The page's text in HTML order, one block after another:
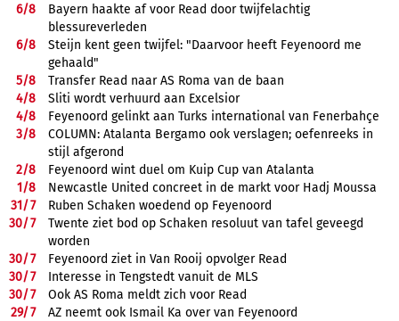
6/8
Bayern haakte af voor Read door twijfelachtig
blessureverleden
6/8
Steijn kent geen twijfel: "Daarvoor heeft Feyenoord me
gehaald"
5/8
Transfer Read naar AS Roma van de baan
4/8
Sliti wordt verhuurd aan Excelsior
4/8
Feyenoord gelinkt aan Turks international van Fenerbahçe
3/8
COLUMN: Atalanta Bergamo ook verslagen; oefenreeks in
stijl afgerond
2/8
Feyenoord wint duel om Kuip Cup van Atalanta
1/8
Newcastle United concreet in de markt voor Hadj Moussa
31/7
Ruben Schaken woedend op Feyenoord
30/7
Twente ziet bod op Schaken resoluut van tafel geveegd
worden
30/7
Feyenoord ziet in Van Rooij opvolger Read
30/7
Interesse in Tengstedt vanuit de MLS
30/7
Ook AS Roma meldt zich voor Read
29/7
AZ neemt ook Ismail Ka over van Feyenoord